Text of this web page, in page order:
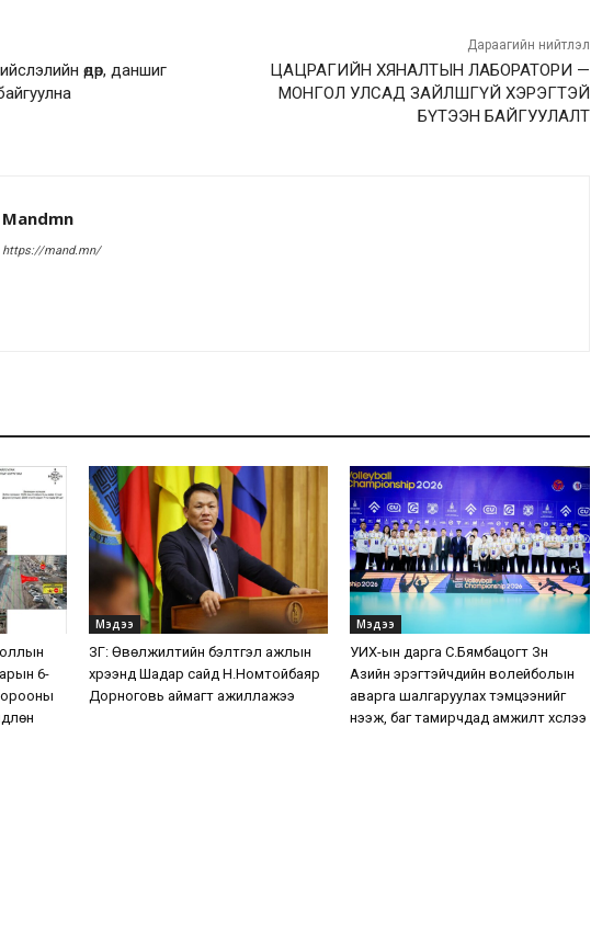
өдөр, даншиг
Дараагийн нийтлэл
ЦАЦРАГИЙН ХЯНАЛТЫН ЛАБОРАТОРИ —
МОНГОЛ УЛСАД ЗАЙЛШГҮЙ ХЭРЭГТЭЙ
БҮТЭЭН БАЙГУУЛАЛТ
Mandmn
https://mand.mn/
6-
Мэдээ
ЗГ: Өвөлжилтийн бэлтгэл ажлын
хүрээнд Шадар сайд Н.Номтойбаяр
Дорноговь аймагт ажиллажээ
Мэдээ
УИХ-ын дарга С.Бямбацогт Зүүн
Азийн эрэгтэйчүүдийн волейболын
аварга шалгаруулах тэмцээнийг
нээж, баг тамирчдад амжилт хүслээ